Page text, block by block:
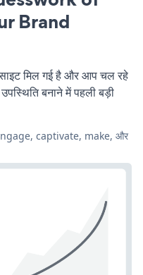
Brand
मिल गई है और आप चल रहे
बनाने में पहली बड़ी
captivate, make, और